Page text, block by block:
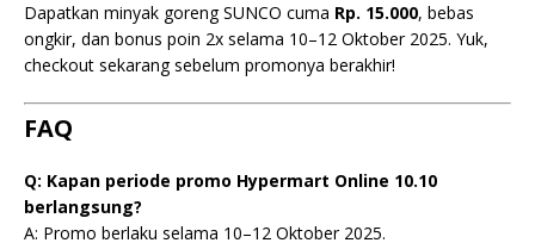
Dapatkan minyak goreng SUNCO cuma Rp. 15.000, bebas
ongkir, dan bonus poin 2x selama 10–12 Oktober 2025. Yuk,
checkout sekarang sebelum promonya berakhir!
FAQ
Q: Kapan periode promo Hypermart Online 10.10
berlangsung?
A: Promo berlaku selama 10–12 Oktober 2025.